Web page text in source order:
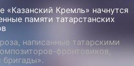
«Казанский Кремль» начнутся
памяти татарстанских
написанные татарскими
фронтовиков,
бригады».